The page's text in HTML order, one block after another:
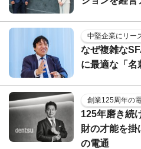
中堅企業にリー
なぜ複雑な
に最適な「名
創業125周年の
125年磨き続
財の才能を掛
の電通